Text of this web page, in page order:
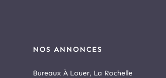
NOS ANNONCES
Bureaux À Louer, La Rochelle